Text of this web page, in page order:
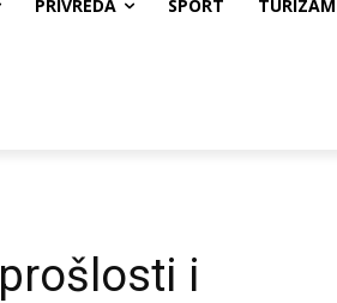
PRIVREDA SPORT TURIZAM
i